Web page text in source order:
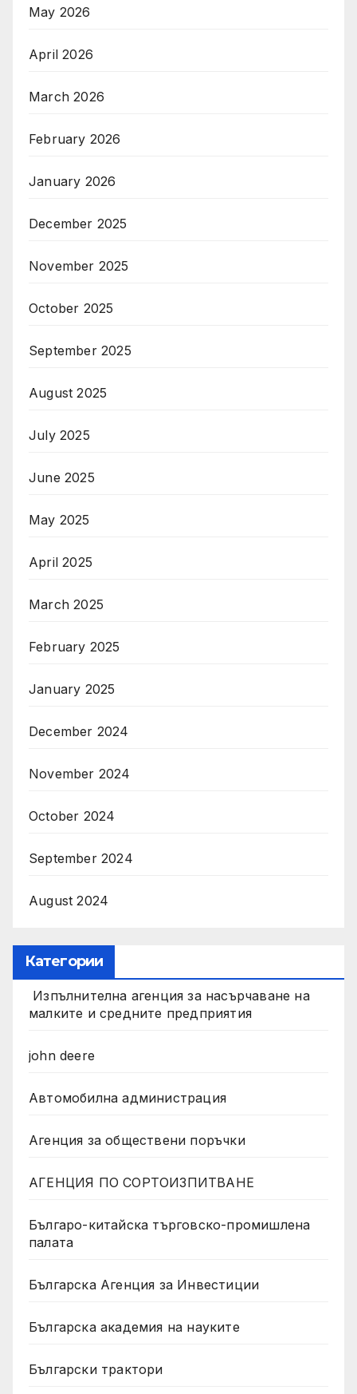
May 2026
April 2026
March 2026
February 2026
January 2026
December 2025
November 2025
October 2025
September 2025
August 2025
July 2025
June 2025
May 2025
April 2025
March 2025
February 2025
January 2025
December 2024
November 2024
October 2024
September 2024
August 2024
Категории
Изпълнителна агенция за насърчаване на
малките и средните предприятия
john deere
Автомобилна администрация
Агенция за обществени поръчки
АГЕНЦИЯ ПО СОРТОИЗПИТВАНЕ
Българо-китайска търговско-промишлена
палата
Българска Агенция за Инвестиции
Българска академия на науките
Български трактори